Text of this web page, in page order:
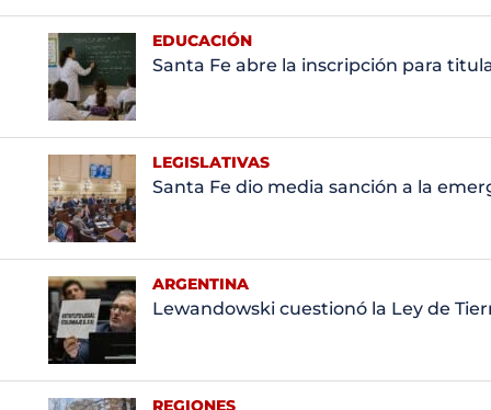
EDUCACIÓN
Santa Fe abre la inscripción para
LEGISLATIVAS
Santa Fe dio media sanción a la
ARGENTINA
Lewandowski cuestionó la Ley de
REGIONES